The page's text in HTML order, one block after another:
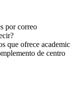
por correo
que ofrece academic
de centro